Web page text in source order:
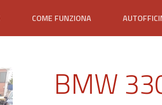
COME FUNZIONA
BMW